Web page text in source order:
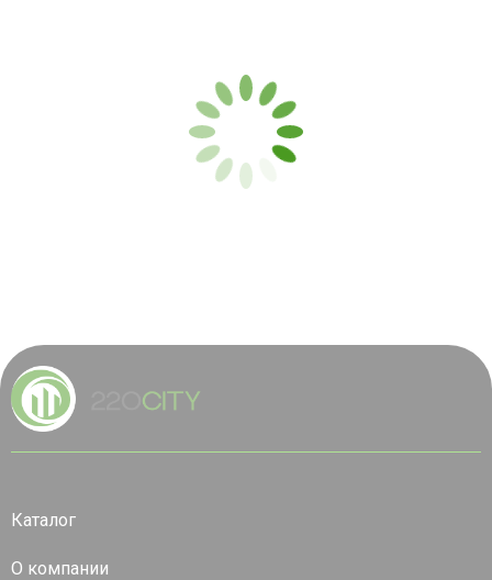
Каталог
О компании